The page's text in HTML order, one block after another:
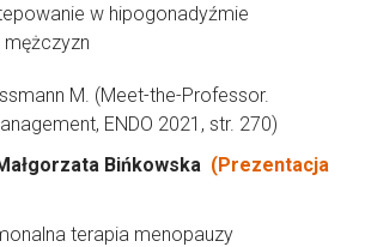
w hipogonadyźmie
(Meet-the-Professor.
ENDO 2021, str. 270)
Bińkowska (Prezentacja
terapia menopauzy